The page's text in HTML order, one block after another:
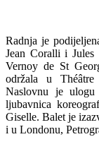
Radnja je
Jean Coralli i
Vernoy de St
održala u
Naslovnu je ulogu
ljubavnica
Giselle. Balet je
i u Londonu,